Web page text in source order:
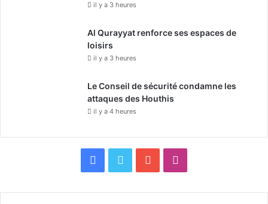
il y a 3 heures
Al Qurayyat renforce ses espaces de
loisirs
il y a 3 heures
Le Conseil de sécurité condamne les
attaques des Houthis
il y a 4 heures